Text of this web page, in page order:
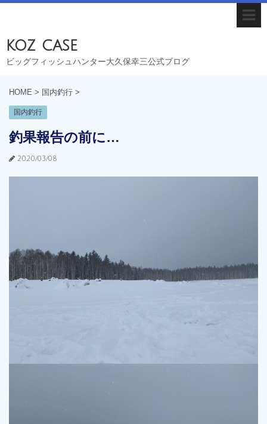
koz case
ビッグフィッシュハンター大久保幸三公式ブログ
HOME > 国内釣行 >
国内釣行
釣果報告の前に…
2020/03/08